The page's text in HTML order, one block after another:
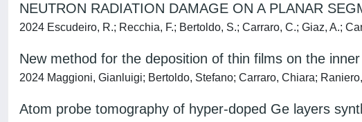
NEUTRON RADIATION DAMAGE ON A PLANAR
2024 Escudeiro, R.; Recchia, F.; Bertoldo, S.; Carraro, C.; Giaz, A.;
New method for the deposition of thin films on the
2024 Maggioni, Gianluigi; Bertoldo, Stefano; Carraro, Chiara;
Atom probe tomography of hyper-doped Ge layers